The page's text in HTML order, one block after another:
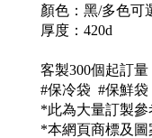
顏色：黑/多色可
厚度：420d
客製300個起訂量
#保冷袋 #保鮮
*此為大量訂製參
*本網頁商標及